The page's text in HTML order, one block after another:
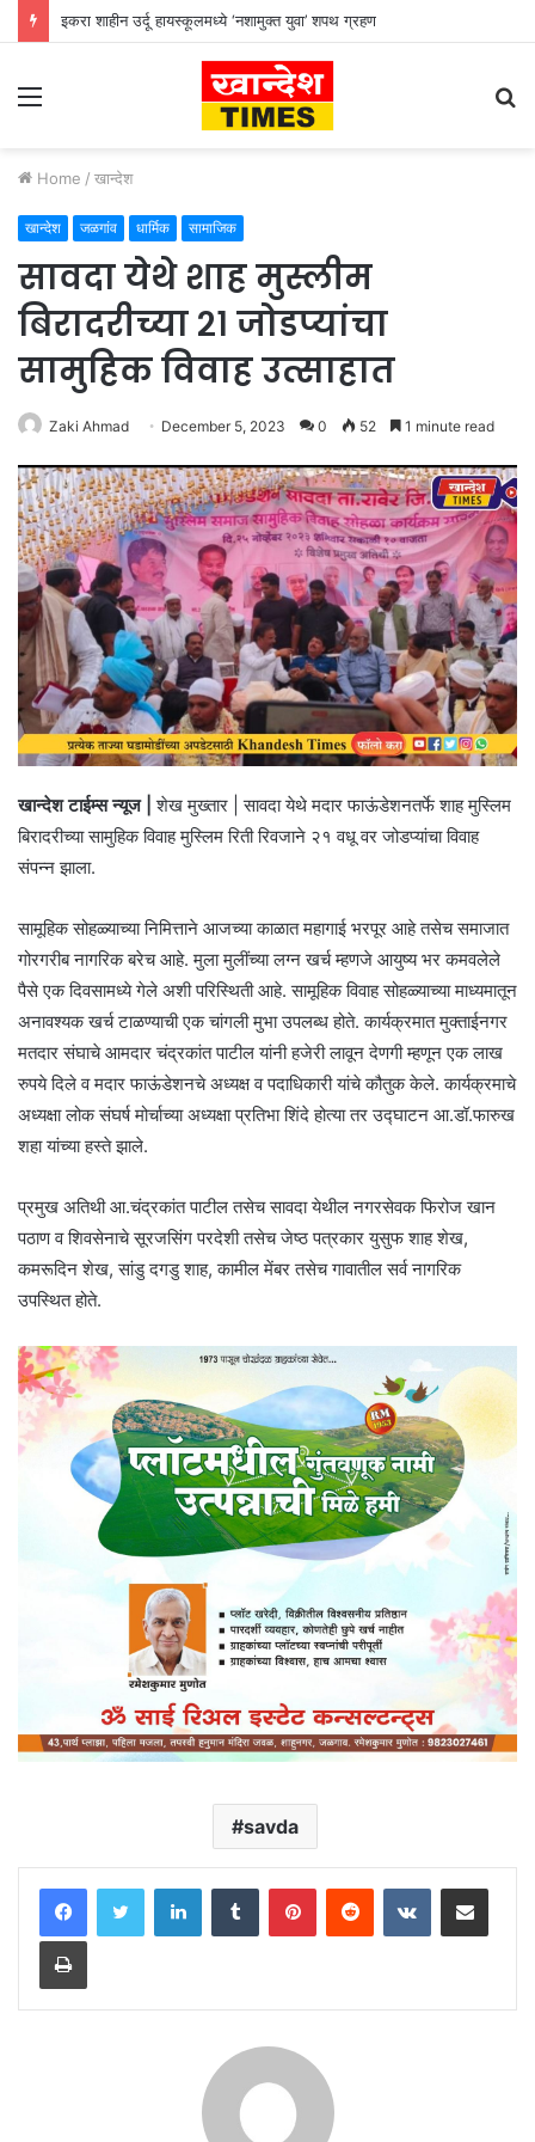
इकरा शाहीन उर्दू हायस्कूलमध्ये ‘नशामुक्त युवा’ शपथ ग्रहण
Menu
Home / खान्देश
खान्देश जळगांव धार्मिक सामाजिक
सावदा येथे शाह मुस्लीम
बिरादरीच्या २१ जोडप्यांचा
सामुहिक विवाह उत्साहात
Zaki Ahmad December 5, 2023 0 52 1 minute read
खान्देश टाईम्स न्यूज | शेख मुख्तार | सावदा येथे मदार फाऊंडेशनतर्फे शाह मुस्लिम
बिरादरीच्या सामुहिक विवाह मुस्लिम रिती रिवजाने २१ वधू वर जोडप्यांचा विवाह
संपन्न झाला.
सामूहिक सोहळ्याच्या निमित्ताने आजच्या काळात महागाई भरपूर आहे तसेच समाजात
गोरगरीब नागरिक बरेच आहे. मुला मुलींच्या लग्न खर्च म्हणजे आयुष्य भर कमवलेले
पैसे एक दिवसामध्ये गेले अशी परिस्थिती आहे. सामूहिक विवाह सोहळ्याच्या माध्यमातून
अनावश्यक खर्च टाळण्याची एक चांगली मुभा उपलब्ध होते. कार्यक्रमात मुक्ताईनगर
मतदार संघाचे आमदार चंद्रकांत पाटील यांनी हजेरी लावून देणगी म्हणून एक लाख
रुपये दिले व मदार फाऊंडेशनचे अध्यक्ष व पदाधिकारी यांचे कौतुक केले. कार्यक्रमाचे
अध्यक्षा लोक संघर्ष मोर्चाच्या अध्यक्षा प्रतिभा शिंदे होत्या तर उद्घाटन आ.डॉ.फारुख
शहा यांच्या हस्ते झाले.
प्रमुख अतिथी आ.चंद्रकांत पाटील तसेच सावदा येथील नगरसेवक फिरोज खान
पठाण व शिवसेनाचे सूरजसिंग परदेशी तसेच जेष्ठ पत्रकार युसुफ शाह शेख,
कमरूदिन शेख, सांडु दगडु शाह, कामील मेंबर तसेच गावातील सर्व नागरिक
उपस्थित होते.
savda
LinkedInTumblr PinterestReddit VKontakteShare via Email
Print